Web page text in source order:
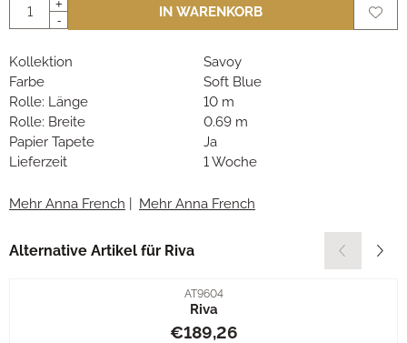
Anzahl
+
-
IN WARENKORB
Kollektion
Savoy
Farbe
Soft Blue
Rolle: Länge
10 m
Rolle: Breite
0.69 m
Papier Tapete
Ja
Lieferzeit
1 Woche
Mehr Anna French Mehr Anna French
Alternative Artikel für Riva
Artikelnummer
AT9604
Riva
Preis: 189,26
€189,26